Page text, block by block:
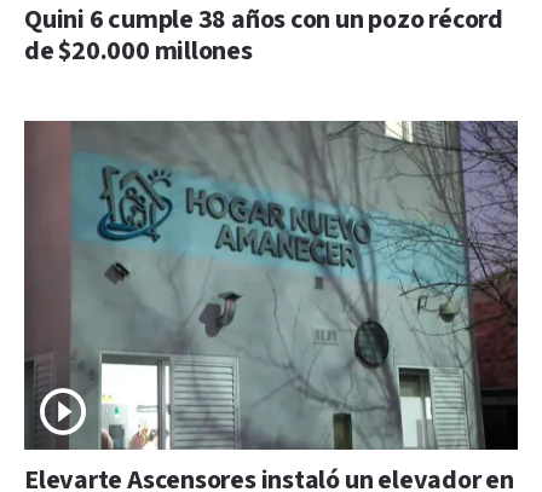
Quini 6 cumple 38 años con un pozo récord
de $20.000 millones
Elevarte Ascensores instaló un elevador en